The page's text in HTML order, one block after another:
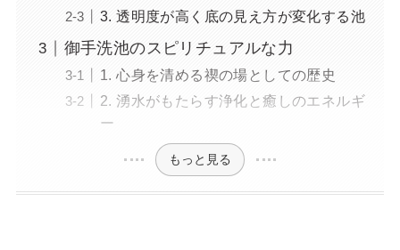
3. 透明度が高く底の見え方が変化する池
御手洗池のスピリチュアルな力
1. 心身を清める禊の場としての歴史
2. 湧水がもたらす浄化と癒しのエネルギ
ー
もっと見る